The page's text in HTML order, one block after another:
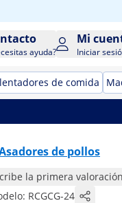
ayuda?
Mi
Iniciar
de comida
de pollos
la primera
RCGCG-24